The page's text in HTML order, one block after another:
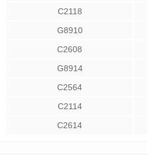
C2118
G8910
C2608
G8914
C2564
C2114
C2614